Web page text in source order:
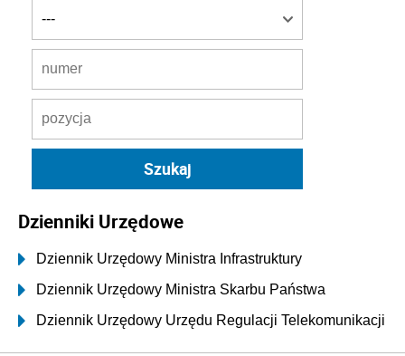
Dzienniki Urzędowe
Dziennik Urzędowy Ministra Infrastruktury
Dziennik Urzędowy Ministra Skarbu Państwa
Dziennik Urzędowy Urzędu Regulacji Telekomunikacji